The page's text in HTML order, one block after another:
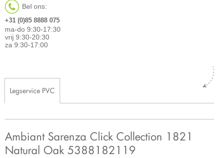
Bel ons:
+31 (0)85 8888 075
ma-do 9:30-17:30
vrij 9:30-20:30
za 9:30-17:00
Legservice PVC
Ambiant Sarenza Click Collection 1821
Natural Oak 5388182119